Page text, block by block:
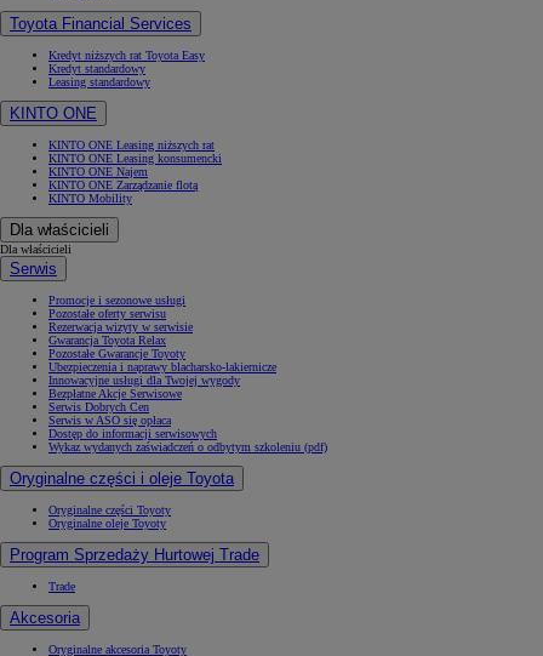
Toyota Financial Services
Kredyt niższych rat Toyota Easy
Kredyt standardowy
Leasing standardowy
KINTO ONE
KINTO ONE Leasing niższych rat
KINTO ONE Leasing konsumencki
KINTO ONE Najem
KINTO ONE Zarządzanie flotą
KINTO Mobility
Dla właścicieli
Dla właścicieli
Serwis
Promocje i sezonowe usługi
Pozostałe oferty serwisu
Rezerwacja wizyty w serwisie
Gwarancja Toyota Relax
Pozostałe Gwarancje Toyoty
Ubezpieczenia i naprawy blacharsko-lakiernicze
Innowacyjne usługi dla Twojej wygody
Bezpłatne Akcje Serwisowe
Serwis Dobrych Cen
Serwis w ASO się opłaca
Dostęp do informacji serwisowych
Wykaz wydanych zaświadczeń o odbytym szkoleniu (pdf)
Oryginalne części i oleje Toyota
Oryginalne części Toyoty
Oryginalne oleje Toyoty
Program Sprzedaży Hurtowej Trade
Trade
Akcesoria
Oryginalne akcesoria Toyoty